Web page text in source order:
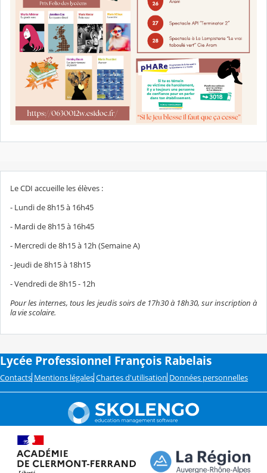
Le CDI accueille les élèves :
- Lundi de 8h15 à 16h45
- Mardi de 8h15 à 16h45
- Mercredi de 8h15 à 12h (Semaine A)
- Jeudi de 8h15 à 18h15
- Vendredi de 8h15 - 12h
Pour les internes, tous les jeudis soirs de 17h30 à 18h30, sur inscription à
la vie scolaire.
Lycée Professionnel François Rabelais
Contacts Mentions légales Chartes d'utilisation Données personnelles